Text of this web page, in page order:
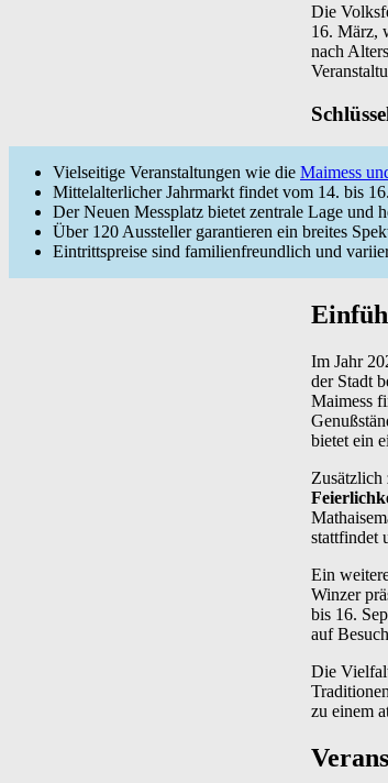
Die
16. März,
nach
Vielseitige Veranstaltungen wie die Maimess
Mittelalterlicher Jahrmarkt findet vom 14. bis
Der Neuen Messplatz bietet zentrale Lage und
Über 120 Aussteller garantieren ein breites
Eintrittspreise sind familienfreundlich und
Im Jahr
der Stadt
Maimess
bietet ein
Zusätzlich
stattfindet
Ein
Winzer
bis 16.
auf
Die
zu einem